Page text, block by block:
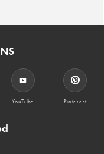
YouTube Pinterest